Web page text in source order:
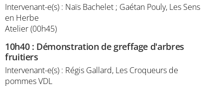
Intervenant-e(s) : Naïs Bachelet ; Gaétan Pouly, Les Sens
en Herbe
Atelier (00h45)
10h40: Démonstration de greffage d'arbres
fruitiers
Intervenant-e(s) : Régis Gallard, Les Croqueurs de
pommes VDL